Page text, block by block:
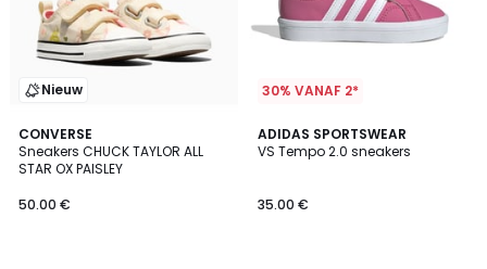
Nieuw
CONVERSE
Sneakers CHUCK TAYLOR ALL
STAR OX PAISLEY
50.00 €
30% VANAF 2*
ADIDAS SPORTSWEAR
VS Tempo 2.0 sneakers
35.00 €
4.4
/ 5
2
Kleuren